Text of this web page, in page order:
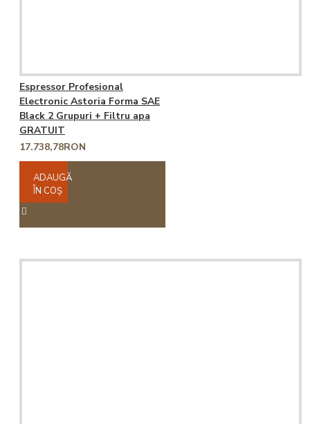
Espressor Profesional
Electronic Astoria Forma SAE
Black 2 Grupuri + Filtru apa
GRATUIT
17.738,78RON
ADAUGĂ
ÎN COŞ